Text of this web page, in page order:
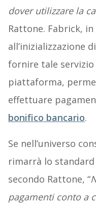
dover utilizzare la
Rattone. Fabrick,
all’inizializzazione
fornire tale
piattaforma,
effettuare
bonifico bancario.
Se nell’universo
rimarrà lo
secondo Rattone, “
pagamenti conto a